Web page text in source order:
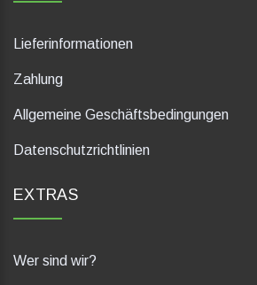
Lieferinformationen
Zahlung
Allgemeine Geschäftsbedingungen
Datenschutzrichtlinien
EXTRAS
Wer sind wir?